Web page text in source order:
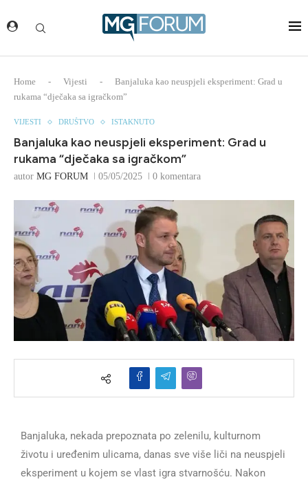
Home - Vijesti -
Banjaluka kao neuspjeli eksperiment: Grad u
rukama “dječaka sa igračkom”
VIJESTI DRUŠTVO ISTAKNUTO
Banjaluka kao neuspjeli eksperiment: Grad u
rukama “dječaka sa igračkom”
autor MG FORUM 05/05/2025 0 komentara
Banjaluka, nekada prepoznata po zelenilu, kulturnom
životu i uređenim ulicama, danas sve više liči na neuspjeli
eksperiment u kojem se vlast igra stvarnošću. Nakon